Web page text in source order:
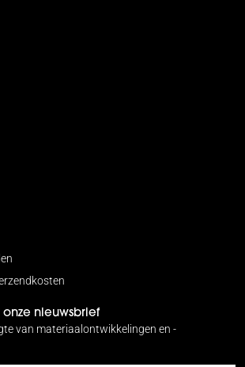
nieuwsbrief
van materiaalontwikkelingen en -